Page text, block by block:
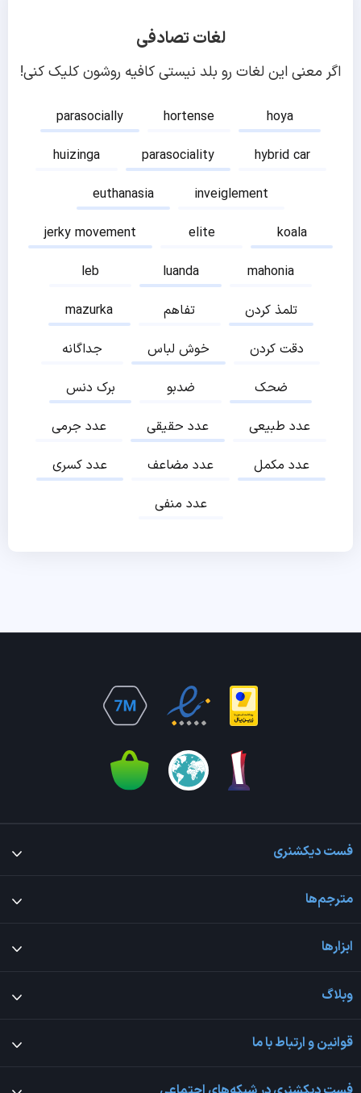
لغات تصادفی
اگر معنی این لغات رو بلد نیستی کافیه روشون کلیک کنی!
parasocially hortense
hoya
huizinga
parasociality
hybrid car
euthanasia
inveiglement
jerky movement
elite
koala
leb
luanda
mahonia
mazurka
تفاهم
تلمذ کردن
جداگانه
خوش لباس
دقت کردن
برک دنس
ضدبو
ضحک
عدد جرمی
عدد حقیقی
عدد طبیعی
عدد کسری
عدد مضاعف
عدد مکمل
عدد منفی
فست دیکشنری
مترجم‌ها
ابزارها
وبلاگ
قوانین و ارتباط با ما